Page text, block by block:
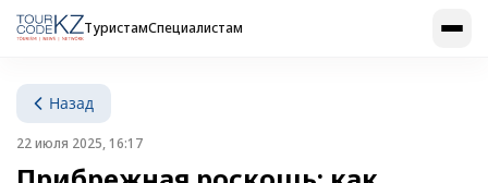
ТуристамСпециалистам
Назад
22 июля 2025, 16:17